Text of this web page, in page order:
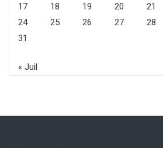
17
18 19 20 21
24
25 26 27 28
31
« Juil